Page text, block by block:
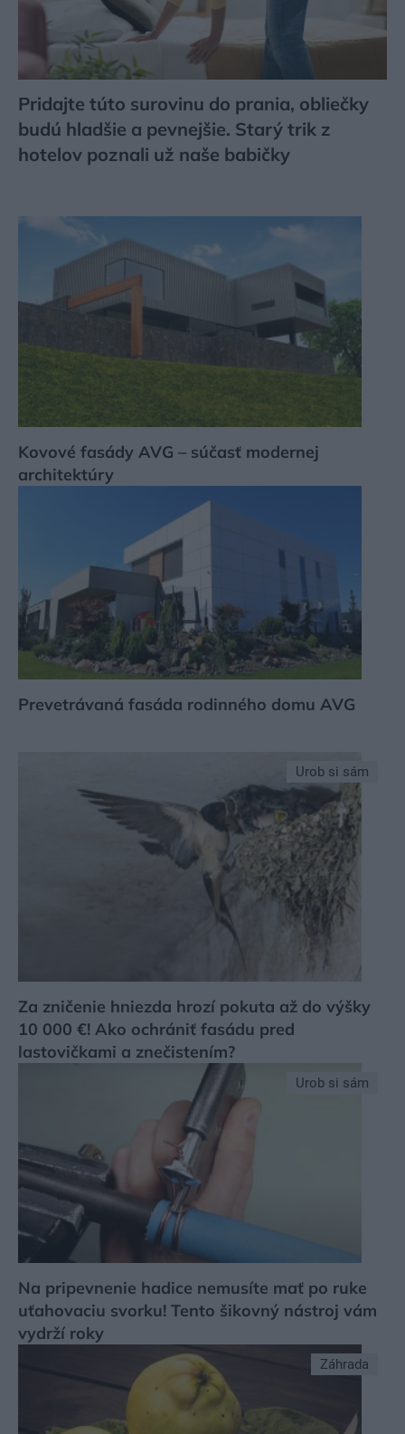
Pridajte túto surovinu do prania, obliečky
budú hladšie a pevnejšie. Starý trik z
hotelov poznali už naše babičky
Kovové fasády AVG – súčasť modernej
architektúry
Prevetrávaná fasáda rodinného domu AVG
Urob si sám
Za zničenie hniezda hrozí pokuta až do výšky
10 000 €! Ako ochrániť fasádu pred
lastovičkami a znečistením?
Urob si sám
Na pripevnenie hadice nemusíte mať po ruke
uťahovaciu svorku! Tento šikovný nástroj vám
vydrží roky
Záhrada